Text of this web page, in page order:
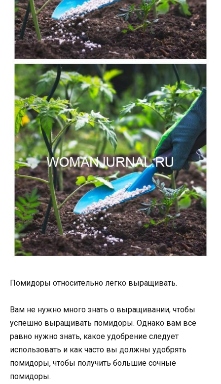
Помидоры относительно легко выращивать.
Вам не нужно много знать о выращивании, чтобы
успешно выращивать помидоры. Однако вам все
равно нужно знать, какое удобрение следует
использовать и как часто вы должны удобрять
помидоры, чтобы получить большие сочные
помидоры.